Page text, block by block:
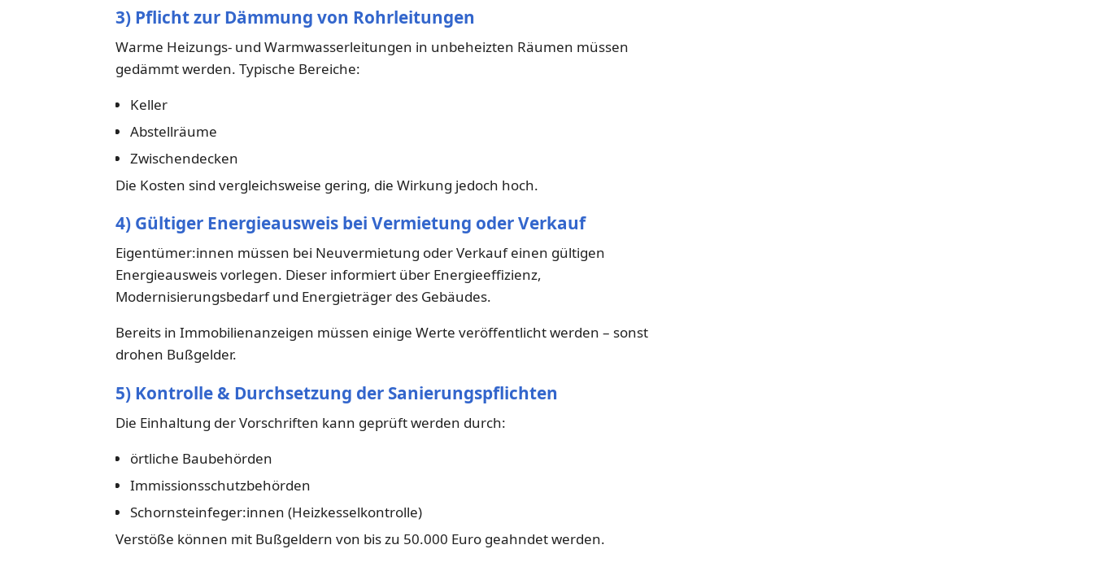
3) Pflicht zur Dämmung von Rohrleitungen
Warme Heizungs- und Warmwasserleitungen in unbeheizten Räumen müssen
gedämmt werden. Typische Bereiche:
Keller
Abstellräume
Zwischendecken
Die Kosten sind vergleichsweise gering, die Wirkung jedoch hoch.
4) Gültiger Energieausweis bei Vermietung oder Verkauf
Eigentümer:innen müssen bei Neuvermietung oder Verkauf einen gültigen
Energieausweis vorlegen. Dieser informiert über Energieeffizienz,
Modernisierungsbedarf und Energieträger des Gebäudes.
Bereits in Immobilienanzeigen müssen einige Werte veröffentlicht werden – sonst
drohen Bußgelder.
5) Kontrolle & Durchsetzung der Sanierungspflichten
Die Einhaltung der Vorschriften kann geprüft werden durch:
örtliche Baubehörden
Immissionsschutzbehörden
Schornsteinfeger:innen (Heizkesselkontrolle)
Verstöße können mit Bußgeldern von bis zu 50.000 Euro geahndet werden.